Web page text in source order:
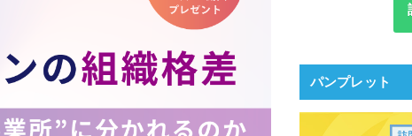
パンプレット